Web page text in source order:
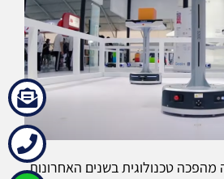
מהפכה טכנולוגית בשנים האחרונות,